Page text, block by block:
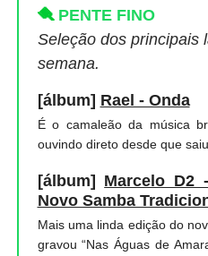
🪮 PENTE FINO
Seleção dos principais
semana.
[álbum] Rael - Onda
É o camaleão da música
ouvindo direto desde que
[álbum] Marcelo D2
Novo Samba
Mais uma linda edição do
gravou “Nas Águas de